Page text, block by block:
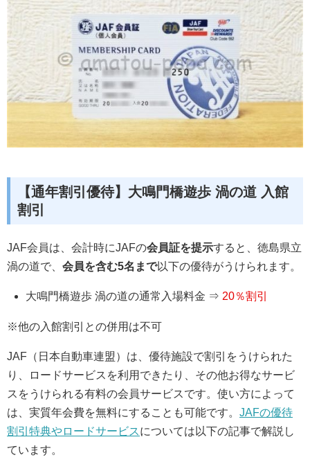
【通年割引優待】大鳴門橋遊歩 渦の道 入館
割引
JAF会員は、会計時にJAFの会員証を提示すると、徳島県立
渦の道で、 会員を含む5名まで以下の優待がうけられます。
大鳴門橋遊歩 渦の道の通常入場料金 ⇒ 20％割引
※他の入館割引との併用は不可
JAF（日本自動車連盟）は、優待施設で割引をうけられた
り、ロードサービスを利用できたり、その他お得なサービ
スをうけられる有料の会員サービスです。使い方によって
は、実質年会費を無料にすることも可能です。 JAFの優待
割引特典やロードサービスについては以下の記事で解説し
ています。